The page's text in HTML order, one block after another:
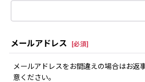
メールアドレス [必須]
メールアドレスをお間違えの場合はお返
意ください。